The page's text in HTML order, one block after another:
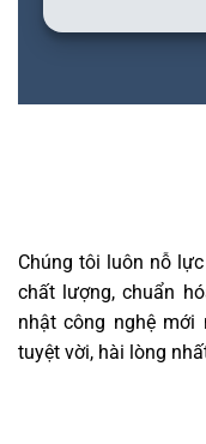
Chúng tôi luôn nỗ
chất lượng, chuẩn
nhật công nghệ mới
tuyệt vời, hài lòng